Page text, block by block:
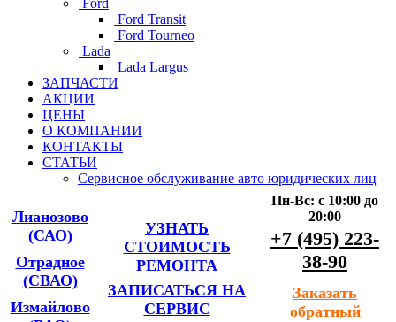
Ford
Ford Transit
Ford Tourneo
Lada
Lada Largus
ЗАПЧАСТИ
АКЦИИ
ЦЕНЫ
О КОМПАНИИ
КОНТАКТЫ
СТАТЬИ
Сервисное обслуживание авто юридических лиц
Лианозово
(САО)
Отрадное
(СВАО)
Измайлово
УЗНАТЬ
СТОИМОСТЬ
РЕМОНТА
ЗАПИСАТЬСЯ НА
СЕРВИС
Пн-Вс: с 10:00 до
20:00
+7 (495) 223-
38-90
Заказать
обратный